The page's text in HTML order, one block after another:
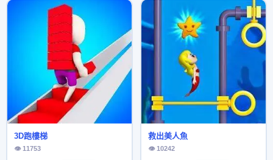
3D跑樓梯
👁 11753
救出美人魚
👁 10242